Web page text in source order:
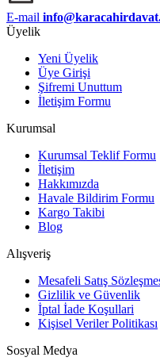
E-mail
Üyelik
Yeni Üyelik
Üye Girişi
Şifremi Unuttum
İletişim Formu
Kurumsal
Kurumsal Teklif Formu
İletişim
Hakkımızda
Havale Bildirim Formu
Kargo Takibi
Blog
Alışveriş
Mesafeli Satış
Gizlilik ve Güvenlik
İptal İade Koşullari
Kişisel Veriler Politikası
Sosyal Medya